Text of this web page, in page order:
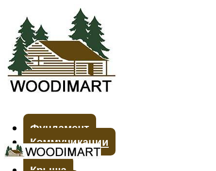
Фундамент
Коммуникации
Стены